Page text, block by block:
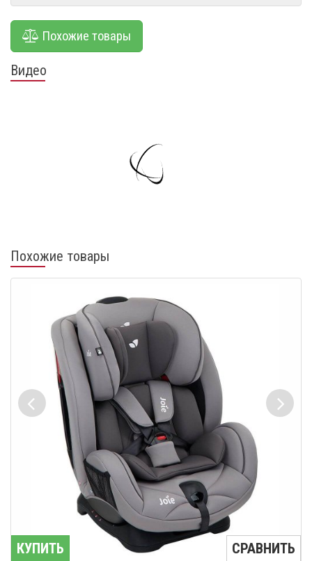
Похожие товары
Видео
Похожие товары
КУПИТЬ СРАВНИТЬ